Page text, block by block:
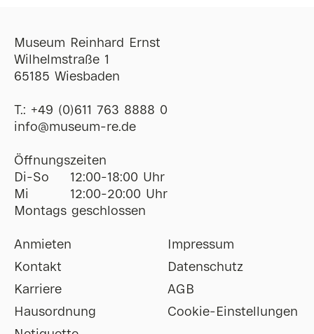
Museum Reinhard Ernst
Wilhelmstraße 1
65185 Wiesbaden
T.: +49 (0)611 763 8888 0
ofni@museum-re de
Öffnungszeiten
Di-So
12:00-18:00 Uhr
Mi
12:00-20:00 Uhr
Montags geschlossen
Anmieten
Kontakt
Karriere
Hausordnung
Impressum
Datenschutz
AGB
Cookie-Einstellungen